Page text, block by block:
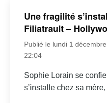
Une fragilité
Filiatrault –
Publié le lundi 1
22:04
Sophie Lorain se
s’installe chez sa